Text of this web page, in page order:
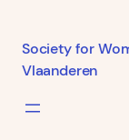
Society for
Vlaanderen